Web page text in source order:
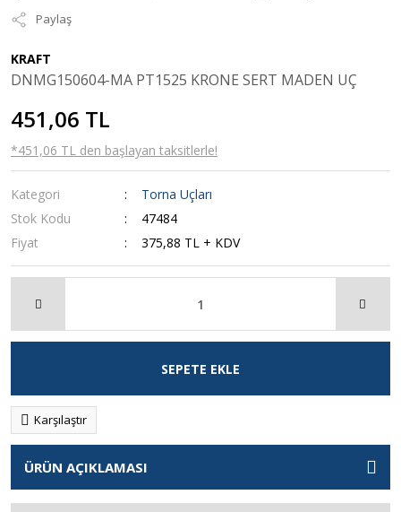
Paylaş
KRAFT
DNMG150604-MA PT1525 KRONE SERT MADEN UÇ
451,06 TL
*451,06 TL den başlayan taksitlerle!
Kategori
Torna Uçları
Stok Kodu
47484
Fiyat
375,88 TL + KDV
SEPETE EKLE
Karşılaştır
ÜRÜN AÇIKLAMASI